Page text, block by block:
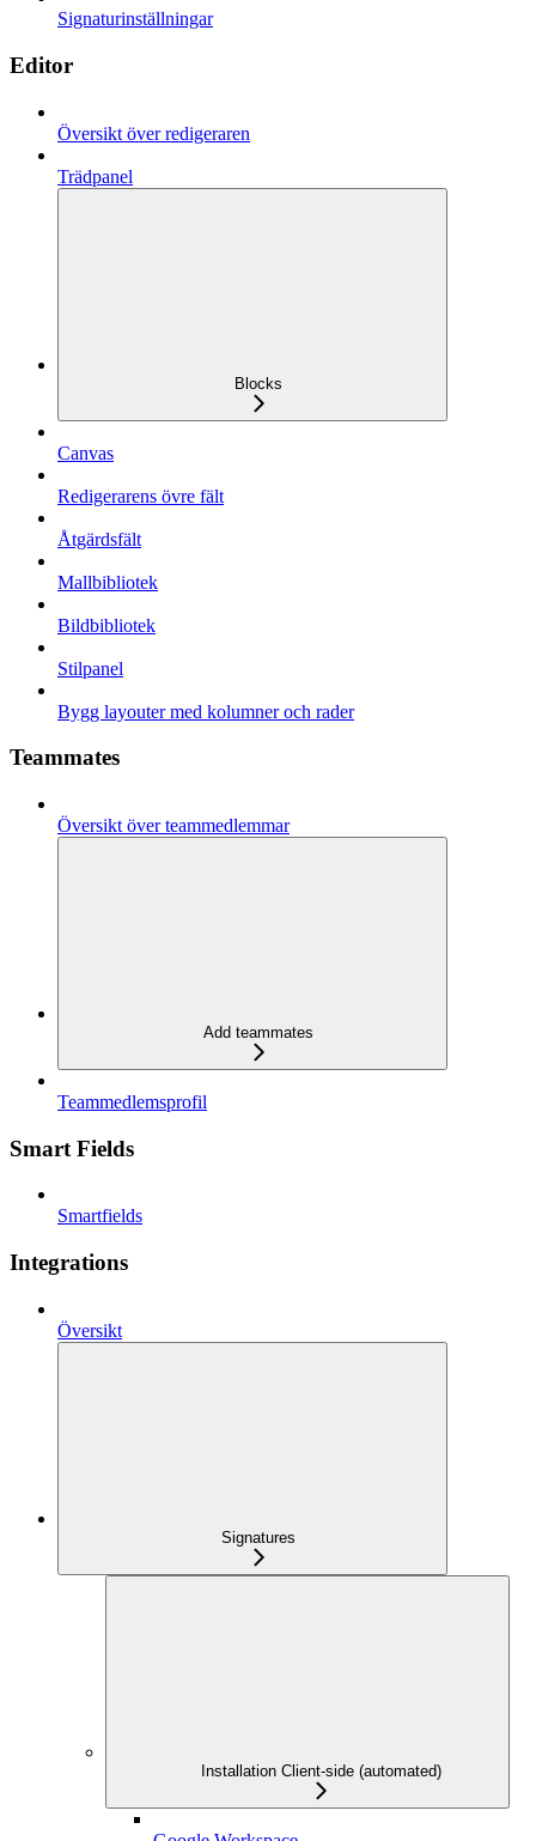
Signaturinställningar
Editor
Översikt över redigeraren
Trädpanel
Blocks
Canvas
Redigerarens övre fält
Åtgärdsfält
Mallbibliotek
Bildbibliotek
Stilpanel
Bygg layouter med kolumner och rader
Teammates
Översikt över teammedlemmar
Add teammates
Teammedlemsprofil
Smart Fields
Smartfields
Integrations
Översikt
Signatures
Installation Client-side (automated)